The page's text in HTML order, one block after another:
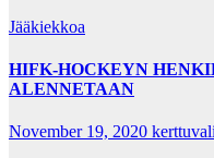
Jääkiekkoa
HIFK-HOCKEYN
ALENNETAAN
November 19, 2020 kerttuvali